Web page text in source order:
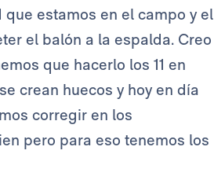
que estamos en el campo y el
el balón a la espalda. Creo
que hacerlo los 11 en
crean huecos y hoy en día
corregir en los
pero para eso tenemos los